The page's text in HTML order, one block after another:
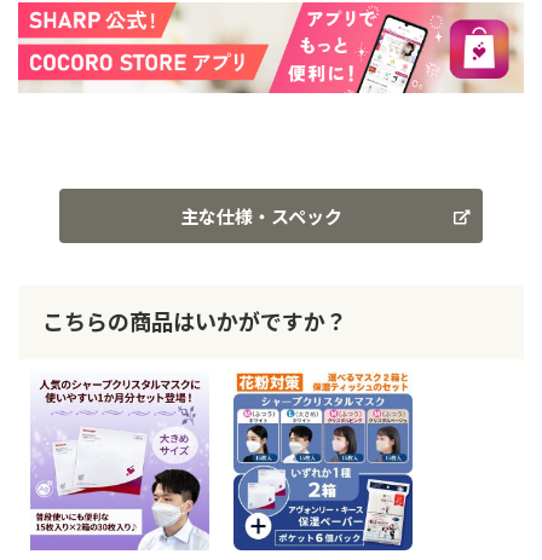
主な仕様・スペック
こちらの商品はいかがですか？